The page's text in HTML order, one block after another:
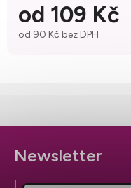
od 109 Kč
od 90 Kč bez DPH
Z
á